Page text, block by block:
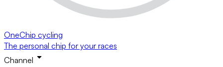
OneChip cycling
The personal chip for your races
Channel